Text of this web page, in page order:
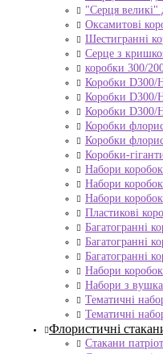
"Серця великі"
Оксамитові
Шестигранні
Серце з
коробки 300/
Коробки D300/
Коробки D300/
Коробки D300/
Коробки
Коробки
Коробки-
Набори
Набори
Набори
Пластикові
Багатогранні
Багатогранні
Багатогранні
Набори
Набори з
Тематичні
Тематичні
Флористичні
Стакани